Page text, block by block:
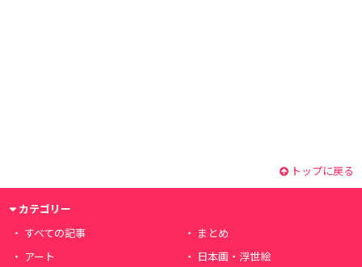
トップに戻る
カテゴリー
すべての記事
まとめ
アート
日本画・浮世絵